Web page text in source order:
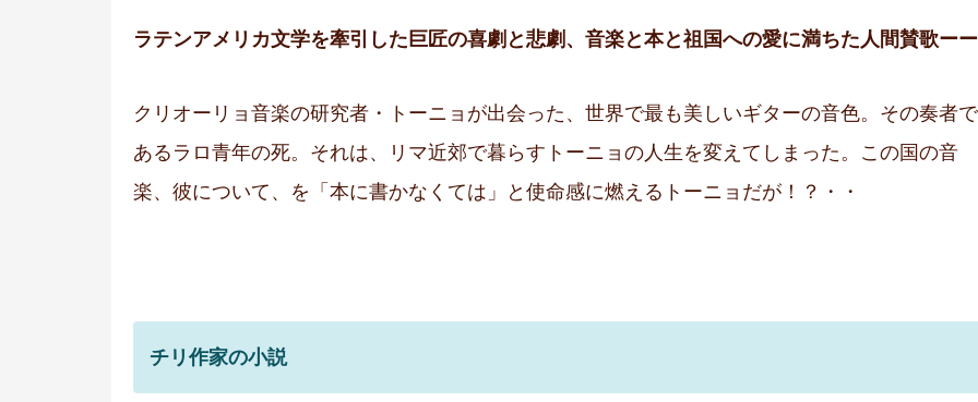
ラテンアメリカ文学を牽引した巨匠の喜劇と悲劇、音楽と本と祖国への愛に満ちた人間賛歌ーー
クリオーリョ音楽の研究者・トーニョが出会った、世界で最も美しいギターの音色。その奏者で
あるラロ青年の死。それは、リマ近郊で暮らすトーニョの人生を変えてしまった。この国の音
楽、彼について、を「本に書かなくては」と使命感に燃えるトーニョだが！？・・
チリ作家の小説